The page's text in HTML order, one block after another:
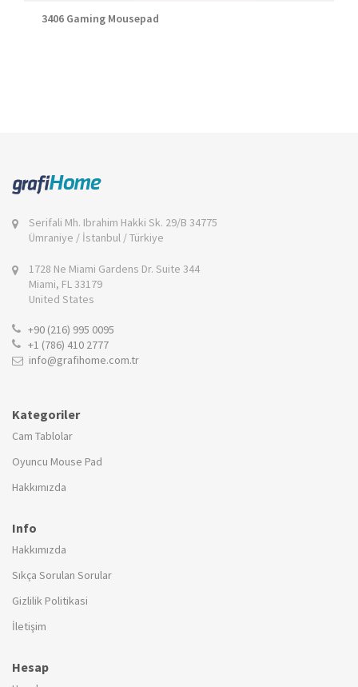
3406 Gaming Mousepad
Serifali Mh. Ibrahim Hakki Sk. 29/B 34775
Ümraniye / İstanbul / Türkiye
1728 Ne Miami Gardens Dr. Suite 344
Miami, FL 33179
United States
+90 (216) 995 0095
+1 (786) 410 2777
info@grafihome.com.tr
Kategoriler
Cam Tablolar
Oyuncu Mouse Pad
Hakkımızda
Info
Hakkımızda
Sıkça Sorulan Sorular
Gizlilik Politikasi
İletişim
Hesap